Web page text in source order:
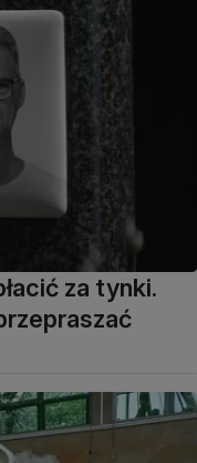
za tynki.